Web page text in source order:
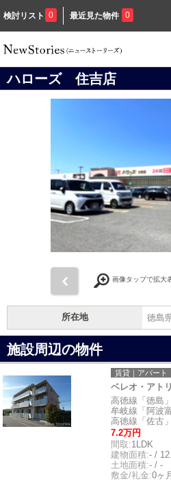
検討リスト 0 最近見た物件 0
ハローズ 住吉店
画像タップで拡大
所在地 徳島
施設周辺の物件
賃貸｜アパート
ベレオ・アト
高徳線「徳島
牟岐線「阿波
高徳線「佐古
7.2万円
間取:1LDK
建物面積:- /
土地面積:- / -
敷金/礼金:0ヶ